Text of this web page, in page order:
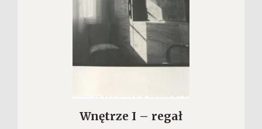
Wnętrze I – regał